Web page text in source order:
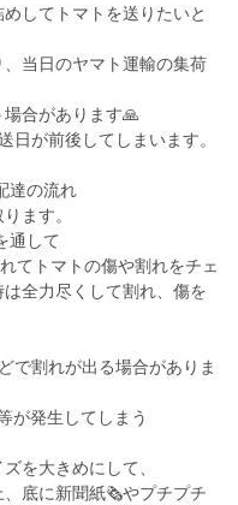
してトマトを送りたいと
当日のヤマト運輸の集荷
合があります🙏
日が前後してしまいます。
達の流れ
ます。
して
てトマトの傷や割れをチェ
全力尽くして割れ、傷を
で割れが出る場合がありま
が発生してしまう
を大きめにして、
、底に新聞紙🗞️やプチプチ